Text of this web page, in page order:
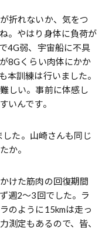
折れないか、気をつ
。やはり身体に負荷が
4G弱、宇宙船に不具
8Gくらい肉体にかか
本訓練は行いました。
しい。事前に体感し
いんです。
した。山崎さんも同じ
か。
けた筋肉の回復期間
週2〜3回でした。ラ
のように15kmは走っ
測定もあるので、皆、